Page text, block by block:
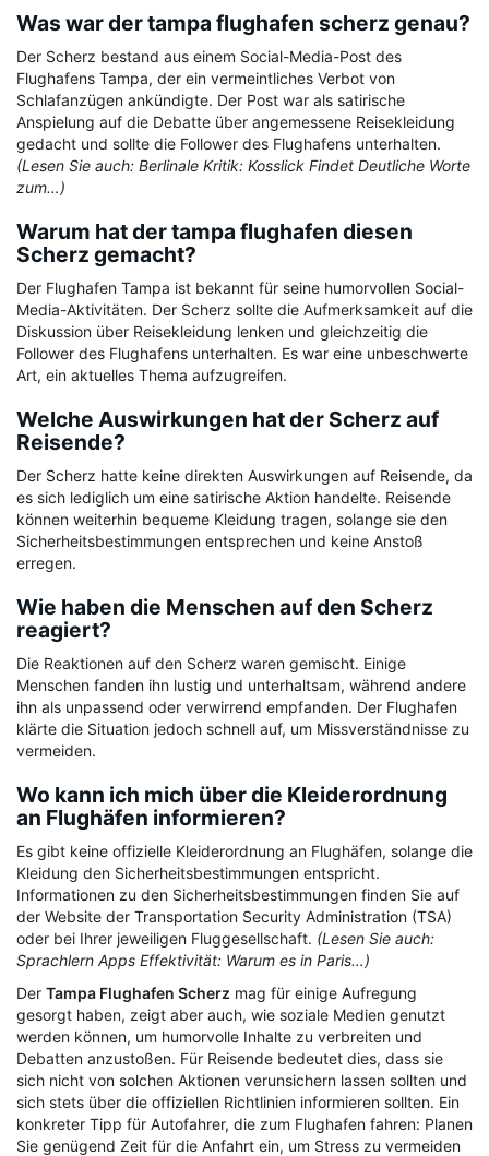
Was war der tampa flughafen scherz genau?
Der Scherz bestand aus einem Social-Media-Post des
Flughafens Tampa, der ein vermeintliches Verbot von
Schlafanzügen ankündigte. Der Post war als satirische
Anspielung auf die Debatte über angemessene Reisekleidung
gedacht und sollte die Follower des Flughafens unterhalten.
(Lesen Sie auch: Berlinale Kritik: Kosslick Findet Deutliche Worte
zum…)
Warum hat der tampa flughafen diesen
Scherz gemacht?
Der Flughafen Tampa ist bekannt für seine humorvollen Social-
Media-Aktivitäten. Der Scherz sollte die Aufmerksamkeit auf die
Diskussion über Reisekleidung lenken und gleichzeitig die
Follower des Flughafens unterhalten. Es war eine unbeschwerte
Art, ein aktuelles Thema aufzugreifen.
Welche Auswirkungen hat der Scherz auf
Reisende?
Der Scherz hatte keine direkten Auswirkungen auf Reisende, da
es sich lediglich um eine satirische Aktion handelte. Reisende
können weiterhin bequeme Kleidung tragen, solange sie den
Sicherheitsbestimmungen entsprechen und keine Anstoß
erregen.
Wie haben die Menschen auf den Scherz
reagiert?
Die Reaktionen auf den Scherz waren gemischt. Einige
Menschen fanden ihn lustig und unterhaltsam, während andere
ihn als unpassend oder verwirrend empfanden. Der Flughafen
klärte die Situation jedoch schnell auf, um Missverständnisse zu
vermeiden.
Wo kann ich mich über die Kleiderordnung
an Flughäfen informieren?
Es gibt keine offizielle Kleiderordnung an Flughäfen, solange die
Kleidung den Sicherheitsbestimmungen entspricht.
Informationen zu den Sicherheitsbestimmungen finden Sie auf
der Website der Transportation Security Administration (TSA)
oder bei Ihrer jeweiligen Fluggesellschaft. (Lesen Sie auch:
Sprachlern Apps Effektivität: Warum es in Paris…)
Der Tampa Flughafen Scherz mag für einige Aufregung
gesorgt haben, zeigt aber auch, wie soziale Medien genutzt
werden können, um humorvolle Inhalte zu verbreiten und
Debatten anzustoßen. Für Reisende bedeutet dies, dass sie
sich nicht von solchen Aktionen verunsichern lassen sollten und
sich stets über die offiziellen Richtlinien informieren sollten. Ein
konkreter Tipp für Autofahrer, die zum Flughafen fahren: Planen
Sie genügend Zeit für die Anfahrt ein, um Stress zu vermeiden